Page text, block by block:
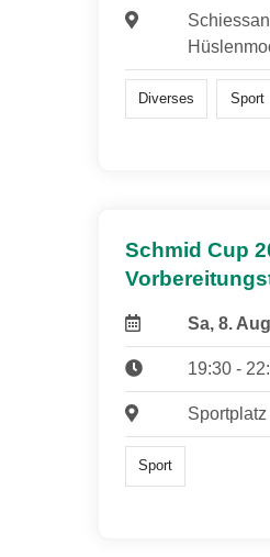
Diverses Sport
Schmid Cup
Sa, 8.
19:30 -
Sport